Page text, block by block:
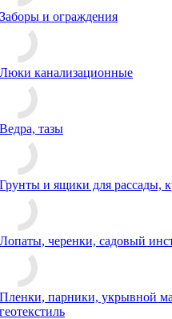
Заборы и ограждения
Люки канализационные
Ведра, тазы
Грунты и ящики для рассады,
Лопаты, черенки, садовый
Пленки, парники, укрывной
геотекстиль